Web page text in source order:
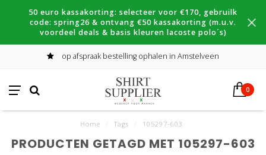
50 euro kassakorting: selecteer voor €170, gebruilk
code: spring26 & ontvang €50 kassakorting (m.u.v.
voordeel deals & basis kleuren lacoste polo´s)
op afspraak bestelling ophalen in Amstelveen
0
Home Tags 105297-603
PRODUCTEN GETAGD MET 105297-603